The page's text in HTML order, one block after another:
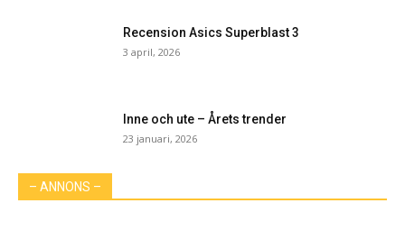
Recension Asics Superblast 3
3 april, 2026
Inne och ute – Årets trender
23 januari, 2026
– ANNONS –